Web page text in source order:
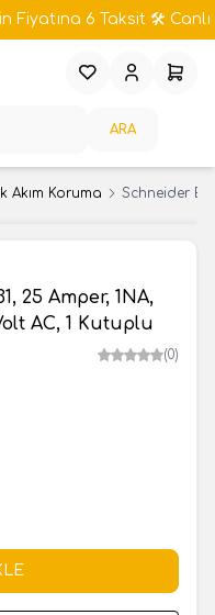
Fiyatına 6 Taksit 🛠️ Canlı
ARA
FavorilerimHesabım
Akım Koruma Schneider
25 Amper, 1NA,
AC, 1 Kutuplu
(0)